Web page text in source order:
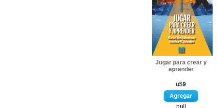
Jugar para crear y
aprender
u$9
null